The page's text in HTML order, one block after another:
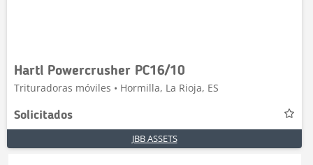
Hartl Powercrusher PC16/10
Trituradoras móviles • Hormilla, La Rioja, ES
Solicitados
JBB ASSETS